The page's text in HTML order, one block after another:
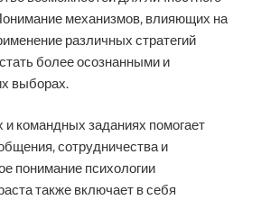
механизмов, влияющих на
различных стратегий
более осознанными и
выборах.
и командных заданиях помогает
сотрудничества и
понимание психологии
также включает в себя